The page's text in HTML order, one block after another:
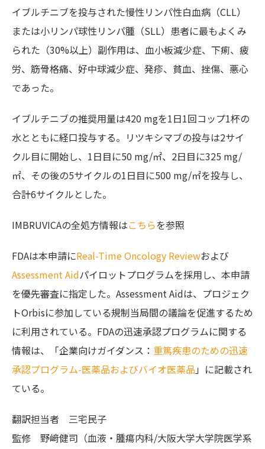
イブルチニブを投与された慢性リンパ性白血病（CLL）
または小リンパ球性リンパ腫（SLL）患者に最もよくみ
られた（30%以上）副作用は、血小板減少症、下痢、疲
労、筋骨格痛、好中球減少症、発疹、貧血、挫傷、悪心
であった。
イブルチニブの推奨用量は420 mgを1日1回コップ1杯の
水とともに経口投与する。リツキシマブの投与は2サイ
クル目に開始し、1日目に50 mg/㎡、2日目に325 mg/
㎡、その後の5サイクルの1日目に500 mg/㎡を投与し、
合計6サイクルとした。
IMBRUVICAの全処方情報はこちらを参照
FDAは本申請にReal-Time Oncology Reviewおよび
Assessment Aidパイロットプログラムを採用し、本申請
を優先審査に指定した。Assessment Aidは、プロジェク
トOrbisに参加している規制当局間の議論を促進するため
に利用されている。FDAの迅速承認プログラムに関する
情報は、「企業向けガイダンス： 重篤疾患のための迅速
承認プログラム-医薬品およびバイオ医薬品 」に記載され
ている。
翻訳担当者 三宅民子
監修 野﨑健司（血液・腫瘍内科/大阪大学大学院医学系